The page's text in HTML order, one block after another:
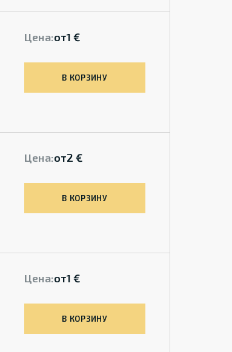
Цена:от1 €
В КОРЗИНУ
Цена:от2 €
В КОРЗИНУ
Цена:от1 €
В КОРЗИНУ